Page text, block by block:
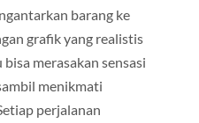
barang ke
grafik yang realistis
merasakan sensasi
menikmati
perjalanan